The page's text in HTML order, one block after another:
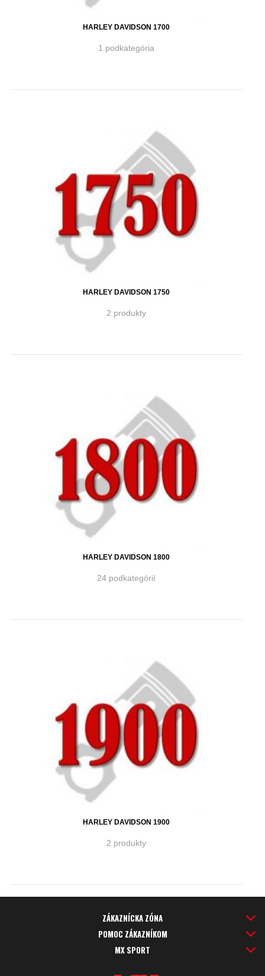
HARLEY DAVIDSON 1700
1 podkategória
HARLEY DAVIDSON 1750
2 produkty
HARLEY DAVIDSON 1800
24 podkategórií
HARLEY DAVIDSON 1900
2 produkty
ZÁKAZNÍCKA ZÓNA
POMOC ZÁKAZNÍKOM
MX SPORT